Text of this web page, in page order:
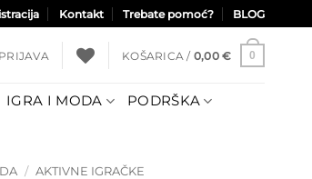
Kontakt Trebate pomoć? BLOG
PRIJAVA KOŠARICA / 0,00 € 0
IGRA I MODA PODRŠKA
/ AKTIVNE IGRAČKE